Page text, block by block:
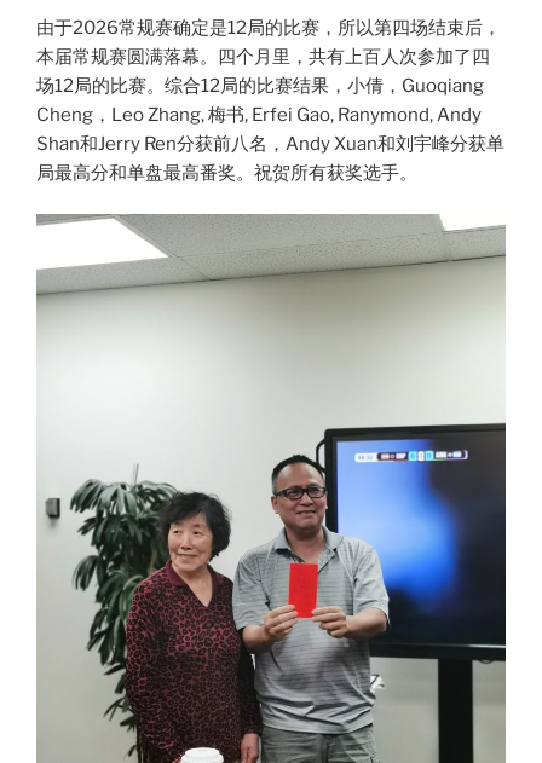
由于2026常规赛确定是12局的比赛，所以第四场结束后，
本届常规赛圆满落幕。四个月里，共有上百人次参加了四
场12局的比赛。综合12局的比赛结果，小倩，Guoqiang
Cheng，Leo Zhang, 梅书, Erfei Gao, Ranymond, Andy
Shan和Jerry Ren分获前八名，Andy Xuan和刘宇峰分获单
局最高分和单盘最高番奖。祝贺所有获奖选手。